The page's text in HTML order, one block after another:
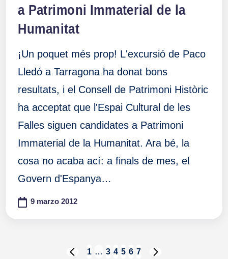
a Patrimoni Immaterial de la
Humanitat
¡Un poquet més prop! L'excursió de Paco
Lledó a Tarragona ha donat bons
resultats, i el Consell de Patrimoni Històric
ha acceptat que l'Espai Cultural de les
Falles siguen candidates a Patrimoni
Immaterial de la Humanitat. Ara bé, la
cosa no acaba ací: a finals de mes, el
Govern d'Espanya…
9 marzo 2012
1 … 3 4 5 6 7